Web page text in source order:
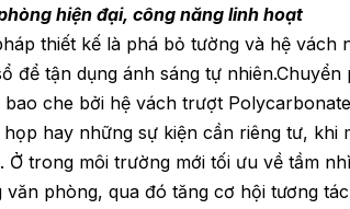
hiện đại, công năng linh hoạt
thiết kế là phá bỏ tường và hệ
để tận dụng ánh sáng tự
bao che bởi hệ vách trượt
hay những sự kiện cần riêng tư, khi
Ở trong môi trường mới tối ưu về tầm
văn phòng, qua đó tăng cơ hội tương